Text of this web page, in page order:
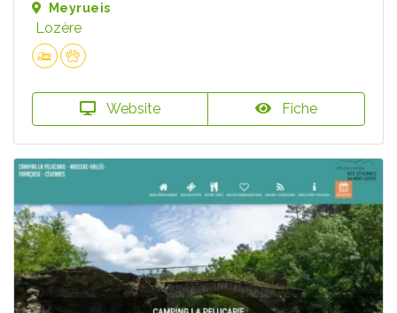
Meyrueis
Lozère
Website Fiche